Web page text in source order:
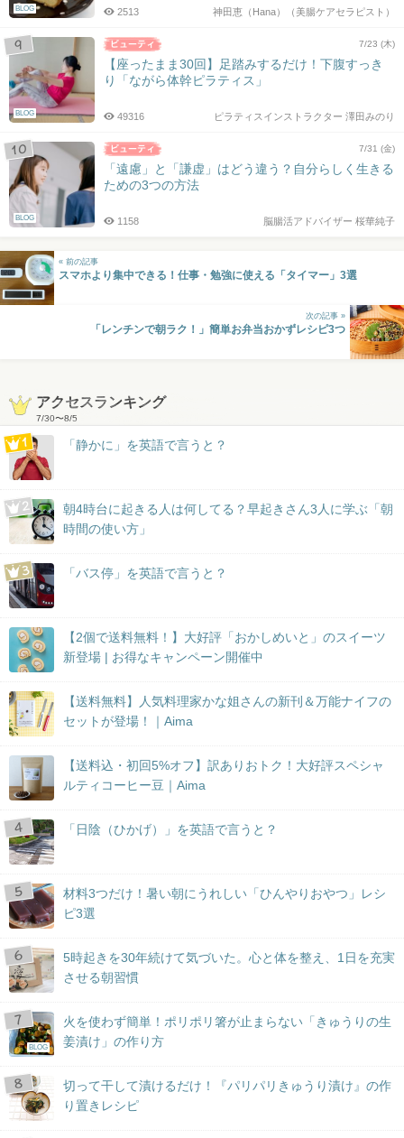
BLOG 神田恵（Hana）（美腸ケアセラピスト）
2513
BLOG
7/23 (木)
【座ったまま30回】足踏みするだけ！下腹すっき
り「ながら体幹ピラティス」
ピラティスインストラクター 澤田みのり
49316
BLOG
7/31 (金)
「遠慮」と「謙虚」はどう違う？自分らしく生きる
ための3つの方法
脳腸活アドバイザー 桜華純子
1158
« 前の記事
スマホより集中できる！仕事・勉強に使える「タイマー」3選
次の記事 »
「レンチンで朝ラク！」簡単お弁当おかずレシピ3つ
アクセスランキング
7/30〜8/5
「静かに」を英語で言うと？
朝4時台に起きる人は何してる？早起きさん3人に学ぶ「朝
時間の使い方」
「バス停」を英語で言うと？
【2個で送料無料！】大好評「おかしめいと」のスイーツ
新登場 | お得なキャンペーン開催中
【送料無料】人気料理家かな姐さんの新刊＆万能ナイフの
セットが登場！｜Aima
【送料込・初回5%オフ】訳ありおトク！大好評スペシャ
ルティコーヒー豆｜Aima
「日陰（ひかげ）」を英語で言うと？
材料3つだけ！暑い朝にうれしい「ひんやりおやつ」レシ
ピ3選
5時起きを30年続けて気づいた。心と体を整え、1日を充実
させる朝習慣
BLOG
火を使わず簡単！ポリポリ箸が止まらない「きゅうりの生
姜漬け」の作り方
切って干して漬けるだけ！『パリパリきゅうり漬け』の作
り置きレシピ